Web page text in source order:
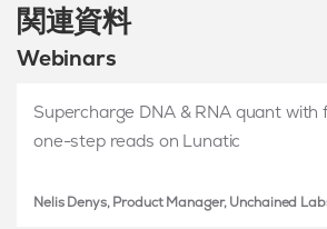
関連資料
Webinars
Supercharge DNA & RNA quant with
one-step reads on Lunatic
Nelis Denys, Product Manager, Unchained